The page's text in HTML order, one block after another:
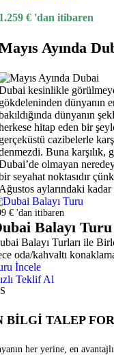
€ 'dan itibaren
Ayında
kesinlikle
dünyanın
dünyanın
hitap eden bir
cazibelerle
Buna
olmayan
seyahat noktasıdır
aylarındaki
€ 'dan itibaren
Balayı Turu
Balayı Turları ile
oda/kahvaltı
İncele
Teklif Al
BİLGİ TALEP
her yerine, en